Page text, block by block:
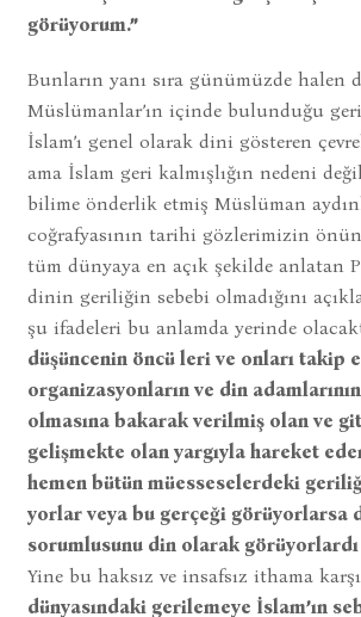
görüyorum.”
Bunların yanı sıra günümüzde halen
Müslümanlar’ın içinde bulunduğu geri
İslam’ı genel olarak dini gösteren
ama İslam geri kalmışlığın nedeni
bilime önderlik etmiş Müslüman
coğrafyasının tarihi gözlerimizin
tüm dünyaya en açık şekilde anlatan
dinin geriliğin sebebi olmadığını
şu ifadeleri bu anlamda yerinde
düşüncenin öncü leri ve onları takip
organizasyonların ve din
olmasına bakarak verilmiş olan ve
gelişmekte olan yargıyla hareket
hemen bütün müesseselerdeki
yorlar veya bu gerçeği görüyorlarsa
sorumlusunu din olarak
Yine bu haksız ve insafsız ithama
dünyasındaki gerilemeye İslam’ın